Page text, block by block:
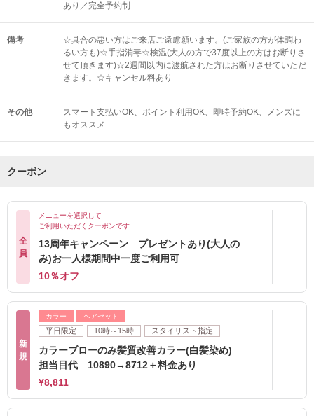
あり／完全予約制
備考
☆具合の悪い方はご来店ご遠慮願います。(ご家族の方が体調わ
るい方も)☆手指消毒☆検温(大人の方で37度以上の方はお断りさ
せて頂きます)☆2週間以内に渡航された方はお断りさせていただ
きます。☆キャンセル料あり
その他 スマート支払いOK ポイント利用OK 即時予約OK
メンズに
もオススメ
クーポン
全
員
メニューを選択して
ご利用いただくクーポンです
13周年キャンペーン プレゼントあり(大人の
み)お一人様期間中一度ご利用可
10％オフ
新
規
カラー ヘアセット
平日限定 10時～15時 スタイリスト指定
カラーブローのみ髪質改善カラー(白髪染め)
担当目代 10890→8712＋料金あり
¥8,811